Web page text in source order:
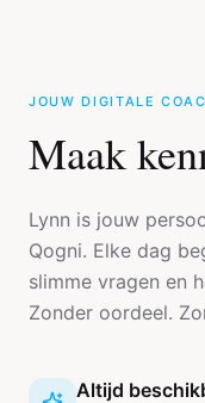
JOUW DIGITALE
Maak
Lynn is jouw
Qogni. Elke dag
slimme vragen en
Zonder oordeel.
Altijd